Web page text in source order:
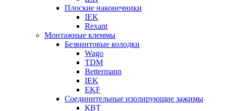
Плоские наконечники
IEK
Rexant
Монтажные клеммы
Безвинтовые колодки
Wago
TDM
Bettermann
IEK
EKF
Соединительные изолирующие зажимы
КВТ